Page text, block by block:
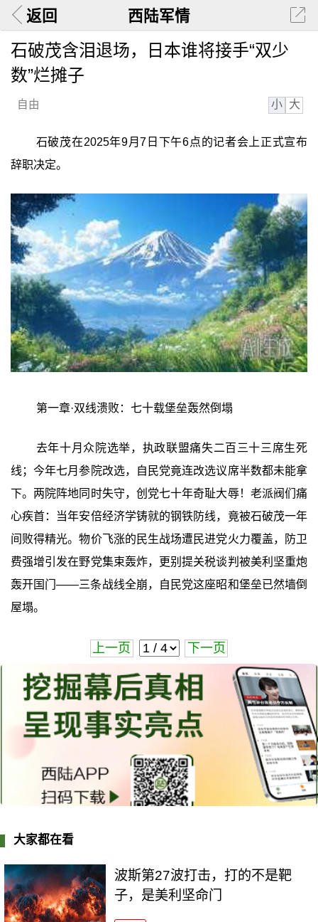
返回 西陆军情
石破茂含泪退场，日本谁将接手“双少
数”烂摊子
自由 小 大
石破茂在2025年9月7日下午6点的记者会上正式宣布
辞职决定。
第一章·双线溃败：七十载堡垒轰然倒塌
去年十月众院选举，执政联盟痛失二百三十三席生死
线；今年七月参院改选，自民党竟连改选议席半数都未能拿
下。两院阵地同时失守，创党七十年奇耻大辱！老派阀们痛
心疾首：当年安倍经济学铸就的钢铁防线，竟被石破茂一年
间败得精光。物价飞涨的民生战场遭民进党火力覆盖，防卫
费强增引发在野党集束轰炸，更别提关税谈判被美利坚重炮
轰开国门——三条战线全崩，自民党这座昭和堡垒已然墙倒
屋塌。
上一页 下一页
大家都在看
波斯第27波打击，打的不是靶
子，是美利坚命门